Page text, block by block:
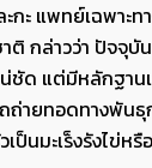
ะ แพทย์เฉพาะทา
ติ กล่าวว่า ปัจจุบั
น่ชัด แต่มีหลักฐาน
ายทอดทางพันธุ
นมะเร็งรังไข่หรื